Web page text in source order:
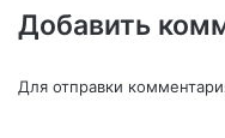
Добавить
Для отправки